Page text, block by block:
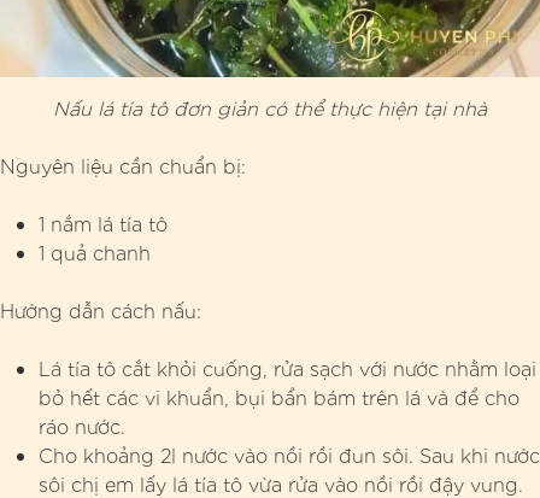
Nấu lá tía tô đơn giản có thể thực hiện tại nhà
Nguyên liệu cần chuẩn bị:
1 nắm lá tía tô
1 quả chanh
Hướng dẫn cách nấu:
Lá tía tô cắt khỏi cuống, rửa sạch với nước nhằm loại
bỏ hết các vi khuẩn, bụi bẩn bám trên lá và để cho
ráo nước.
Cho khoảng 2l nước vào nồi rồi đun sôi. Sau khi nước
sôi chị em lấy lá tía tô vừa rửa vào nồi rồi đậy vung.